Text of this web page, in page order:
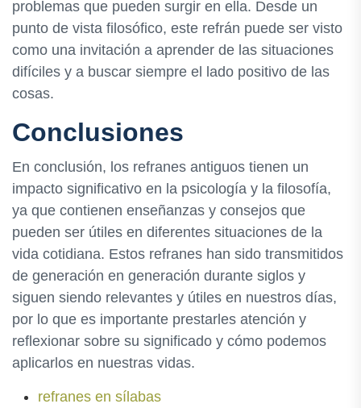
problemas que pueden surgir en ella. Desde un
punto de vista filosófico, este refrán puede ser visto
como una invitación a aprender de las situaciones
difíciles y a buscar siempre el lado positivo de las
cosas.
Conclusiones
En conclusión, los refranes antiguos tienen un
impacto significativo en la psicología y la filosofía,
ya que contienen enseñanzas y consejos que
pueden ser útiles en diferentes situaciones de la
vida cotidiana. Estos refranes han sido transmitidos
de generación en generación durante siglos y
siguen siendo relevantes y útiles en nuestros días,
por lo que es importante prestarles atención y
reflexionar sobre su significado y cómo podemos
aplicarlos en nuestras vidas.
refranes en sílabas